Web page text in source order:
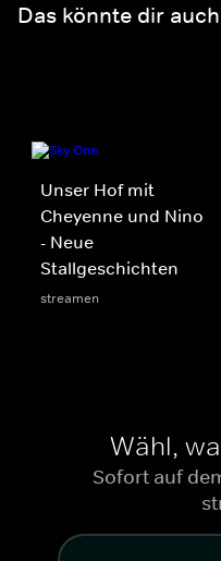
Das könnte dir
Unser Hof mit
Cheyenne und Nino
- Neue
Stallgeschichten
streamen
Wähl,
Sofort auf